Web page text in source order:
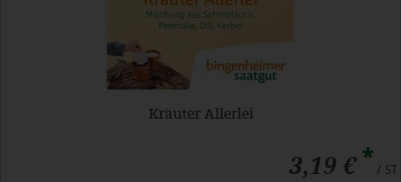
Kräuter Allerlei
3,19 €* / ST